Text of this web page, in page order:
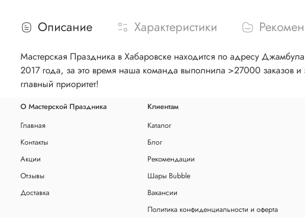
Описание Характеристики
Мастерская Праздника в Хабаровске находится по адресу
2017 года, за это время наша команда выполнила >27000 заказов
главный приоритет!
О Мастерской Праздника
Главная
Контакты
Акции
Отзывы
Доставка
Клиентам
Каталог
Блог
Рекомендации
Шары Bubble
Вакансии
Политика конфиденциальности и оферта